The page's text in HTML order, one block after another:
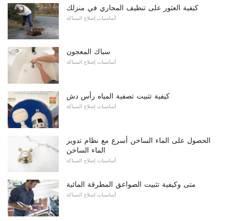
كيفية العثور على تنظيف المجاري في منزلك
أساسيات إصلاح السباكة
سباك المعجون
أساسيات إصلاح السباكة
كيفية تثبيت تصفية المياه رأس دش
أساسيات إصلاح السباكة
الحصول على الماء الساخن أسرع مع نظام تدوير
الماء الساخن
أساسيات إصلاح السباكة
متى وكيفية تثبيت الصواعق المطرقة المائية
أساسيات إصلاح السباكة